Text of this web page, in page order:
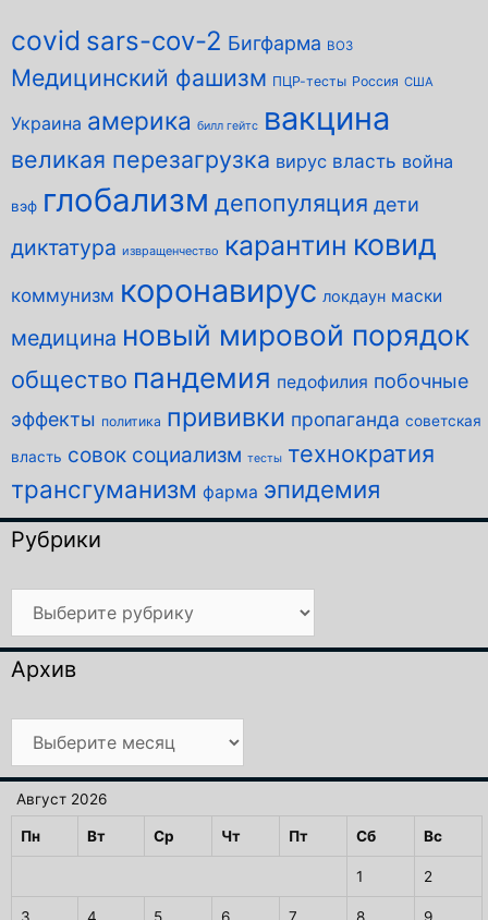
covid sars-cov-2 Бигфарма ВОЗ
Медицинский фашизм ПЦР-тесты Россия США
Украина америка билл гейтс вакцина
великая перезагрузка вирус власть война
вэф глобализм депопуляция дети
диктатура извращенчество карантин ковид
коммунизм коронавирус локдаун маски
медицина новый мировой порядок
общество пандемия педофилия побочные
эффекты политика прививки пропаганда советская
власть совок социализм тесты технократия
трансгуманизм фарма эпидемия
Рубрики
Рубрики
Архив
Архив
Август 2026
Пн Вт Ср Чт Пт Сб Вс
1 2